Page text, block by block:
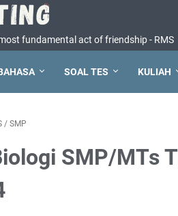
fundamental act of friendship - RMS
SOAL TES KULIAH
/ SMP
SMP/MTs